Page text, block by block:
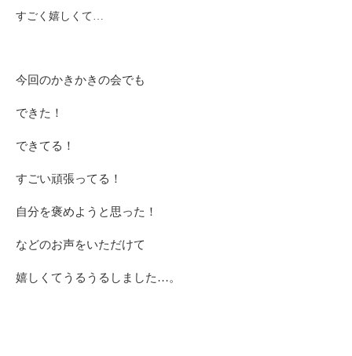
すごく嬉しくて…
今回のかきかきの会でも
できた！
できてる！
すごい頑張ってる！
自分を褒めようと思った！
などのお声をいただけて
嬉しくてうるうるしました…。